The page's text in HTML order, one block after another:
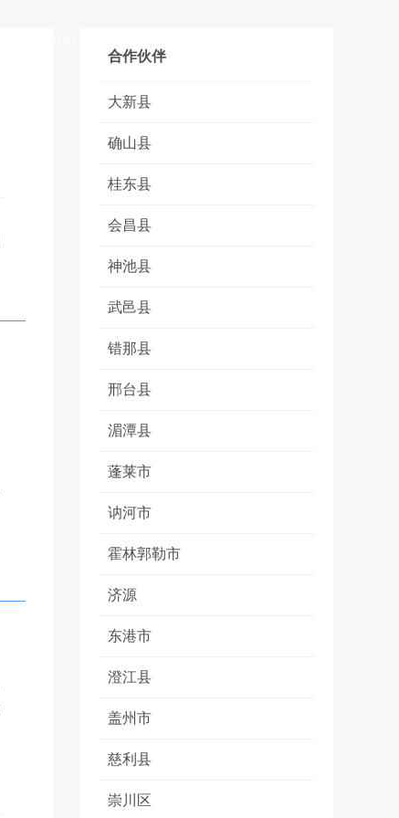
合作伙伴
大新县
确山县
桂东县
会昌县
神池县
武邑县
错那县
邢台县
湄潭县
蓬莱市
讷河市
霍林郭勒市
济源
东港市
澄江县
盖州市
慈利县
崇川区